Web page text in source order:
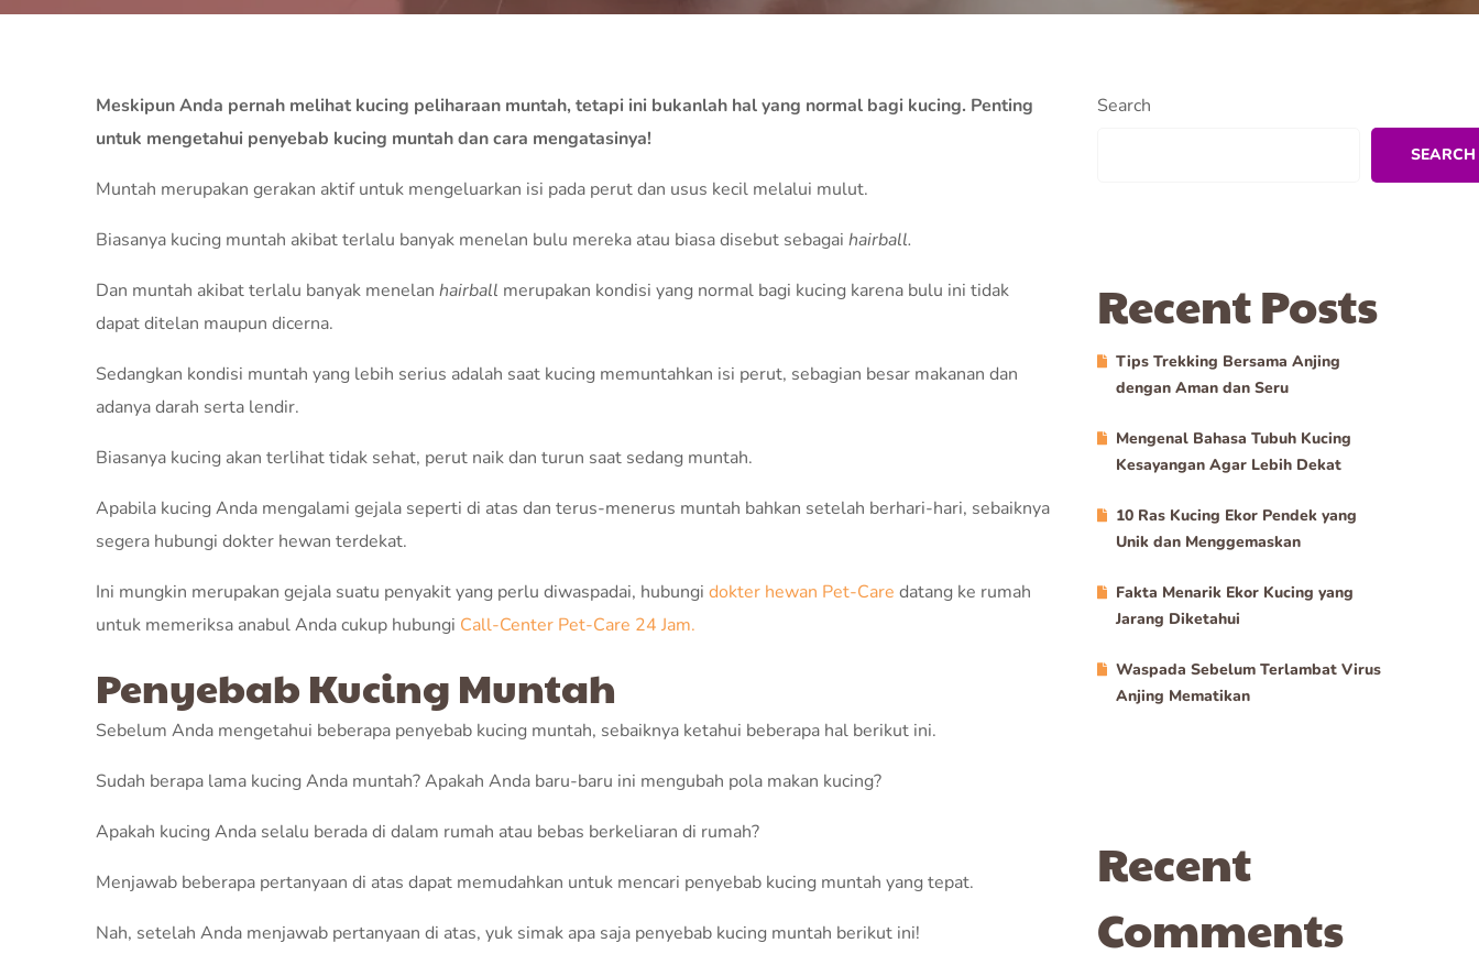
Meskipun Anda pernah melihat kucing peliharaan muntah, tetapi ini bukanlah hal yang normal bagi kucing. Penting
untuk mengetahui penyebab kucing muntah dan cara mengatasinya!
Muntah merupakan gerakan aktif untuk mengeluarkan isi pada perut dan usus kecil melalui mulut.
Biasanya kucing muntah akibat terlalu banyak menelan bulu mereka atau biasa disebut sebagai hairball.
Dan muntah akibat terlalu banyak menelan hairball merupakan kondisi yang normal bagi kucing karena bulu ini tidak
dapat ditelan maupun dicerna.
Sedangkan kondisi muntah yang lebih serius adalah saat kucing memuntahkan isi perut, sebagian besar makanan dan
adanya darah serta lendir.
Biasanya kucing akan terlihat tidak sehat, perut naik dan turun saat sedang muntah.
Apabila kucing Anda mengalami gejala seperti di atas dan terus-menerus muntah bahkan setelah berhari-hari, sebaiknya
segera hubungi dokter hewan terdekat.
Ini mungkin merupakan gejala suatu penyakit yang perlu diwaspadai, hubungi dokter hewan Pet-Care datang ke rumah
untuk memeriksa anabul Anda cukup hubungi Call-Center Pet-Care 24 Jam.
Penyebab Kucing Muntah
Sebelum Anda mengetahui beberapa penyebab kucing muntah, sebaiknya ketahui beberapa hal berikut ini.
Sudah berapa lama kucing Anda muntah? Apakah Anda baru-baru ini mengubah pola makan kucing?
Apakah kucing Anda selalu berada di dalam rumah atau bebas berkeliaran di rumah?
Menjawab beberapa pertanyaan di atas dapat memudahkan untuk mencari penyebab kucing muntah yang tepat.
Nah, setelah Anda menjawab pertanyaan di atas, yuk simak apa saja penyebab kucing muntah berikut ini!
Search
SEARCH
Recent Posts
Tips Trekking Bersama Anjing
dengan Aman dan Seru
Mengenal Bahasa Tubuh Kucing
Kesayangan Agar Lebih Dekat
10 Ras Kucing Ekor Pendek yang
Unik dan Menggemaskan
Fakta Menarik Ekor Kucing yang
Jarang Diketahui
Waspada Sebelum Terlambat Virus
Anjing Mematikan
Recent
Comments